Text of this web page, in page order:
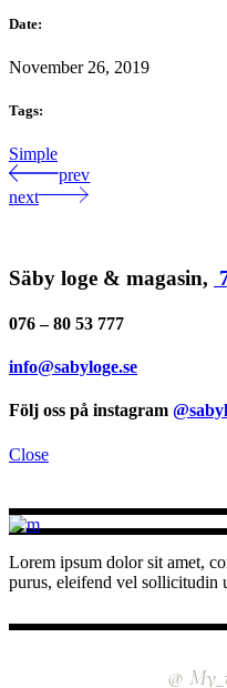
Date:
November 26, 2019
Tags:
Simple
prev
next
Säby loge & magasin,
076 – 80 53 777
info@sabyloge.se
Följ oss på instagram
Close
Lorem ipsum dolor sit amet,
purus, eleifend vel sollicitudin
@